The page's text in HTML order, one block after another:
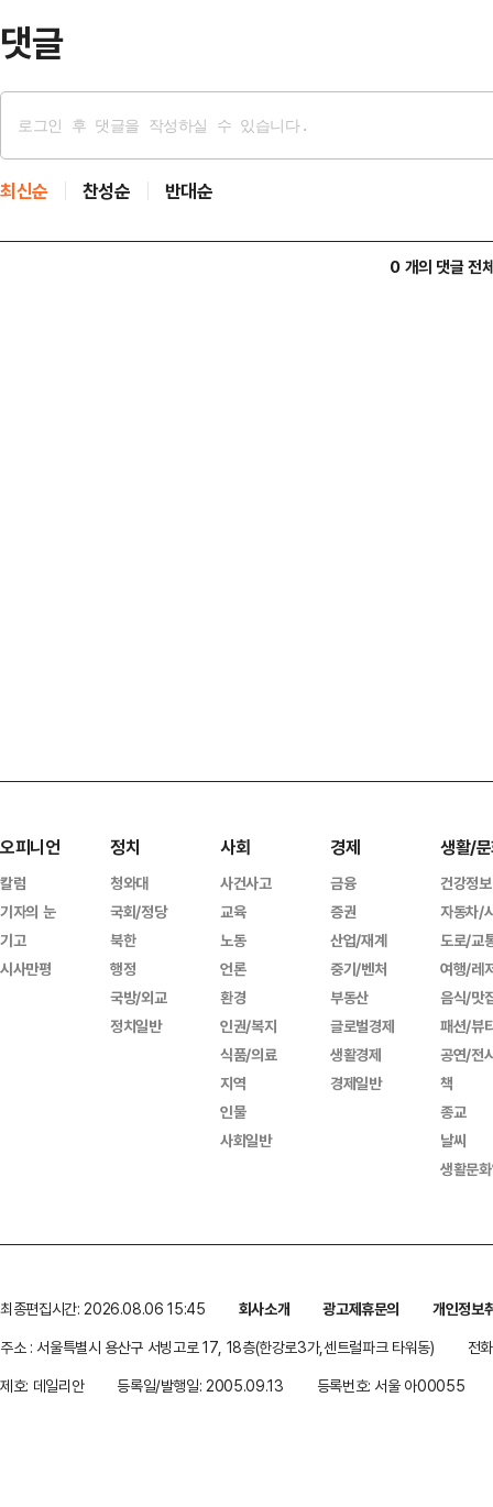
댓글
최신순 찬성순 반대순
0 개의 댓글 전
오피니언
칼럼
기자의 눈
기고
시사만평
정치
청와대
국회/정당
북한
행정
국방/외교
정치일반
사회
사건사고
교육
노동
언론
환경
인권/복지
식품/의료
지역
인물
사회일반
경제
금융
증권
산업/재계
중기/벤처
부동산
글로벌경제
생활경제
경제일반
생활/
건강정보
자동차/
도로/교
여행/레
음식/맛
패션/뷰
공연/전
책
종교
날씨
생활문
최종편집시간: 2026.08.06 15:45 회사소개 광고제휴문의
개인정보
주소 : 서울특별시 용산구 서빙고로 17, 18층(한강로3가,센트럴파크 타워동)
전
제호: 데일리안
등록일/발행일: 2005.09.13 등록번호: 서울 아00055